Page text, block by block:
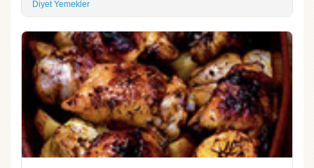
Diyet Yemekler